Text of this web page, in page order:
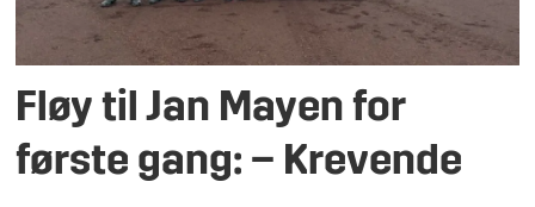
Fløy til Jan Mayen for
første gang: – Krevende